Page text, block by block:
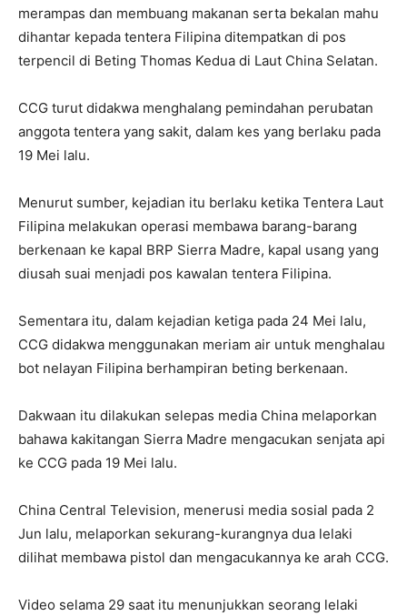
merampas dan membuang makanan serta bekalan mahu
dihantar kepada tentera Filipina ditempatkan di pos
terpencil di Beting Thomas Kedua di Laut China Selatan.
CCG turut didakwa menghalang pemindahan perubatan
anggota tentera yang sakit, dalam kes yang berlaku pada
19 Mei lalu.
Menurut sumber, kejadian itu berlaku ketika Tentera Laut
Filipina melakukan operasi membawa barang-barang
berkenaan ke kapal BRP Sierra Madre, kapal usang yang
diusah suai menjadi pos kawalan tentera Filipina.
Sementara itu, dalam kejadian ketiga pada 24 Mei lalu,
CCG didakwa menggunakan meriam air untuk menghalau
bot nelayan Filipina berhampiran beting berkenaan.
Dakwaan itu dilakukan selepas media China melaporkan
bahawa kakitangan Sierra Madre mengacukan senjata api
ke CCG pada 19 Mei lalu.
China Central Television, menerusi media sosial pada 2
Jun lalu, melaporkan sekurang-kurangnya dua lelaki
dilihat membawa pistol dan mengacukannya ke arah CCG.
Video selama 29 saat itu menunjukkan seorang lelaki